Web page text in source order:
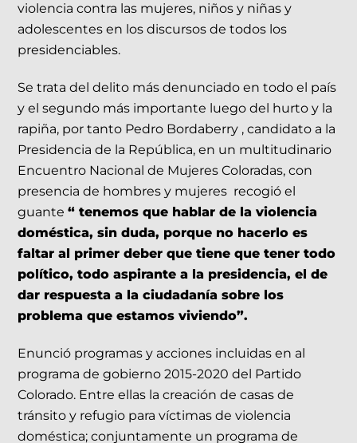
violencia contra las mujeres, niños y niñas y
adolescentes en los discursos de todos los
presidenciables.
Se trata del delito más denunciado en todo el país
y el segundo más importante luego del hurto y la
rapiña, por tanto Pedro Bordaberry , candidato a la
Presidencia de la República, en un multitudinario
Encuentro Nacional de Mujeres Coloradas, con
presencia de hombres y mujeres recogió el
guante“ tenemos que hablar de la violencia
doméstica, sin duda, porque no hacerlo es
faltar al primer deber que tiene que tener todo
político, todo aspirante a la presidencia, el de
dar respuesta a la ciudadanía sobre los
problema que estamos viviendo”.
Enunció programas y acciones incluidas en al
programa de gobierno 2015-2020 del Partido
Colorado. Entre ellas la creación de casas de
tránsito y refugio para víctimas de violencia
doméstica; conjuntamente un programa de